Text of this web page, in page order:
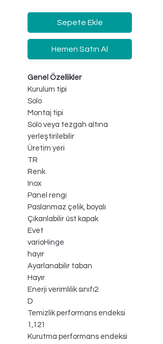
Sepete Ekle
Hemen Satın Al
Genel Özellikler
Kurulum tipi
Solo
Montaj tipi
Solo veya tezgah altına
yerleştirilebilir
Üretim yeri
TR
Renk
Inox
Panel rengi
Paslanmaz çelik, boyalı
Çıkarılabilir üst kapak
Evet
varioHinge
hayır
Ayarlanabilir taban
Hayır
Enerji verimlilik sınıfı2
D
Temizlik performans endeksi
1,121
Kurutma performans endeksi